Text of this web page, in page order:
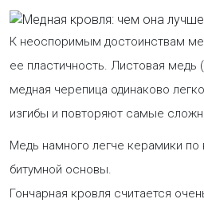
К неоспоримым достоинствам
ее пластичность. Листовая медь
медная черепица одинаково
изгибы и повторяют самые
Медь намного легче керамики
битумной основы.
Гончарная кровля считается